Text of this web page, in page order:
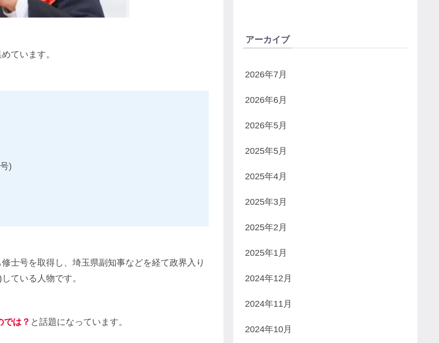
ています。
)
士号を取得し、埼玉県副知事などを経て政界入り
ている人物です。
では？ と話題になっています。
アーカイブ
2026年7月
2026年6月
2026年5月
2025年5月
2025年4月
2025年3月
2025年2月
2025年1月
2024年12月
2024年11月
2024年10月